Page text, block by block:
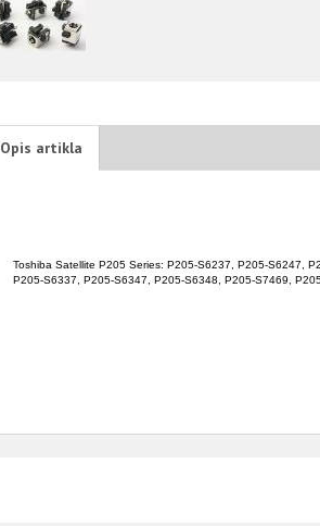
Opis artikla
Toshiba Satellite P205 Series: P205-S6237, P205-S6247,
P205-S6337, P205-S6347, P205-S6348, P205-S7469,